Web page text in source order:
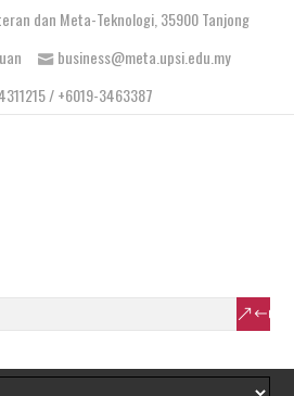
dan Meta-Teknologi, 35900 Tanjong
business@meta.upsi.edu.my
/ +6019-3463387